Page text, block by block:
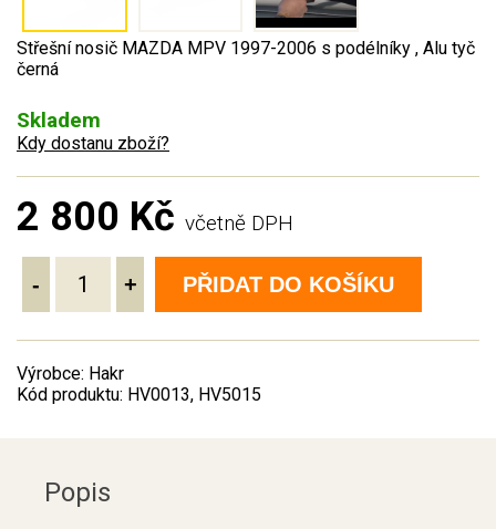
Střešní nosič MAZDA MPV 1997-2006 s podélníky , Alu tyč
černá
Skladem
Kdy dostanu zboží?
2 800 Kč včetně DPH
- + PŘIDAT DO KOŠÍKU
Výrobce: Hakr
Kód produktu: HV0013, HV5015
Popis